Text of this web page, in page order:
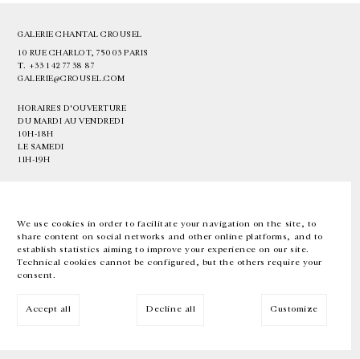
We use cookies in order to facilitate your navigation on the site, to
share content on social networks and other online platforms, and to
establish statistics aiming to improve your experience on our site.
Technical cookies cannot be configured, but the others require your
consent.
Accept all Decline all Customize
GALERIE CHANTAL CROUSEL
10 RUE CHARLOT, 75003 PARIS
T. +33 1 42 77 38 87
GALERIE@CROUSEL.COM
HORAIRES D'OUVERTURE
DU MARDI AU VENDREDI
10H-18H
LE SAMEDI
11H-19H
EN FR 中文 Facebook Instagram
Inscrivez-vous à notre newsletter